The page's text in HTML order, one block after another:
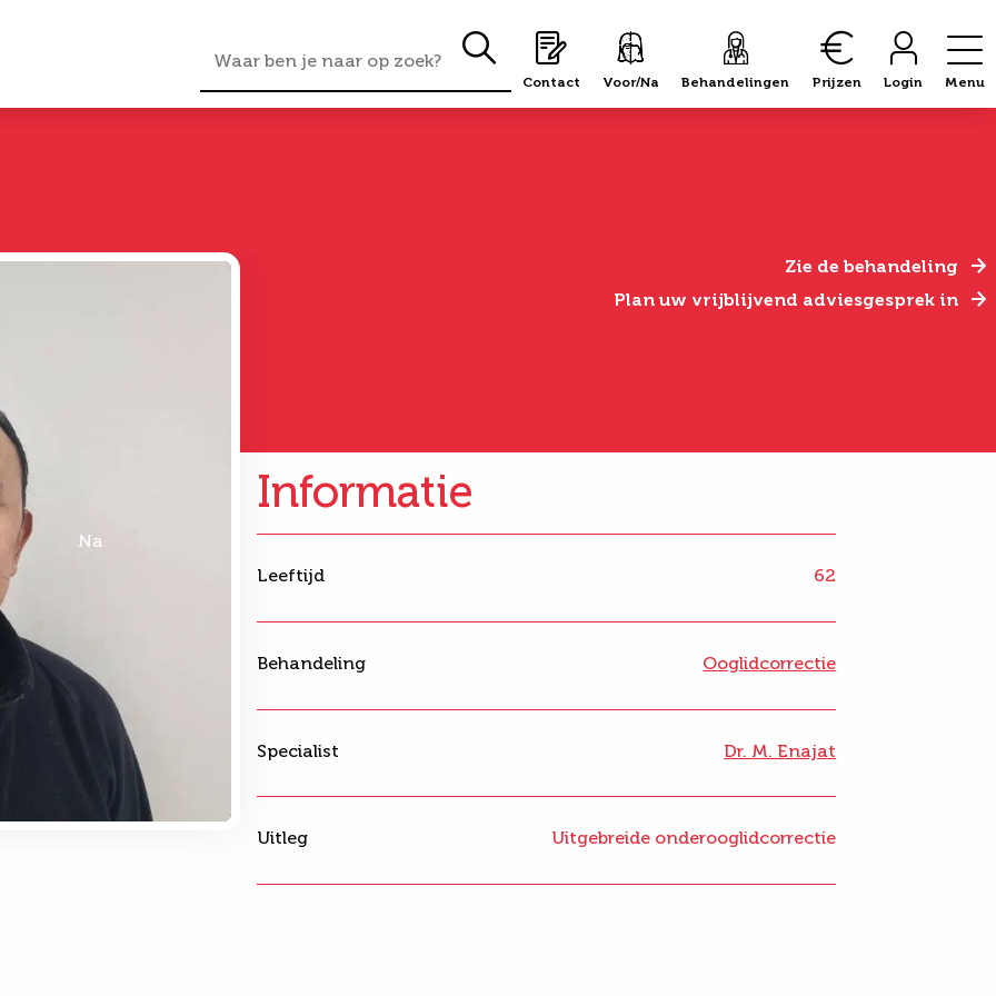
Contact Voor/Na Behandelingen Prijzen Login Menu
Na
Zie de behandeling
Plan uw vrijblijvend adviesgesprek in
Informatie
Leeftijd 62
Behandeling Ooglidcorrectie
Specialist Dr. M. Enajat
Uitleg Uitgebreide onderooglidcorrectie